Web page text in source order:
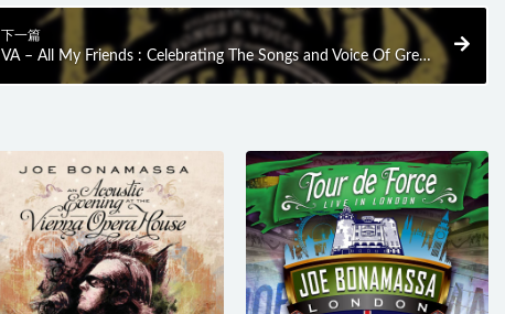
下一篇
VA – All My Friends : Celebrating The Songs and Voice Of Gregg
Allman (2014) BD蓝光原盘 22.9G